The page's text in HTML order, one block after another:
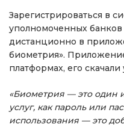
Зарегистрироваться в
уполномоченных
дистанционно в
биометрия».
платформах, его
«Биометрия — это один
услуг, как пароль или
использования — это